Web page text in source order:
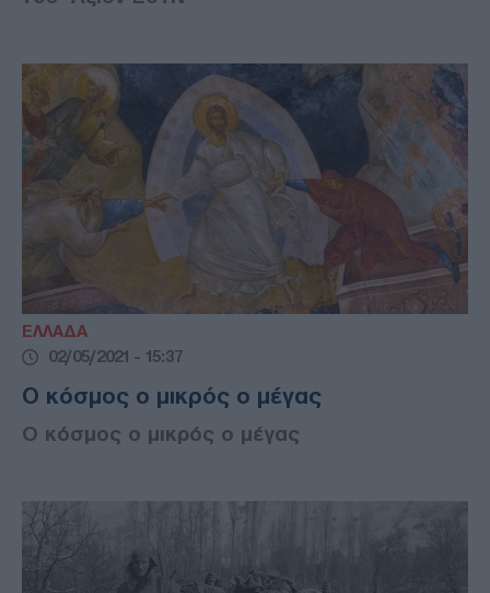
ΕΛΛΑΔΑ
02/05/2021 - 15:37
Ο κόσμος ο μικρός ο μέγας
Ο κόσμος ο μικρός ο μέγας